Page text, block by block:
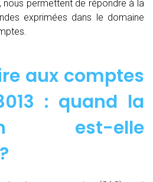
nous permettent de répondre à la
exprimées dans le domaine
aux comptes
: quand la
est-elle